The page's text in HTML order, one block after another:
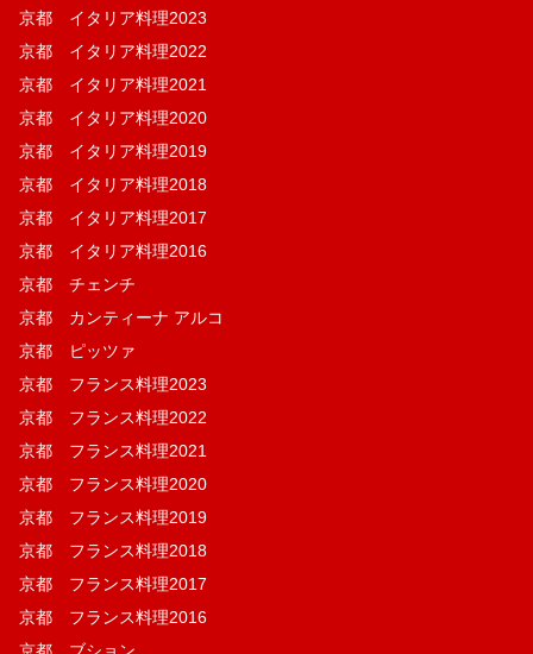
京都 イタリア料理2023
京都 イタリア料理2022
京都 イタリア料理2021
京都 イタリア料理2020
京都 イタリア料理2019
京都 イタリア料理2018
京都 イタリア料理2017
京都 イタリア料理2016
京都 チェンチ
京都 カンティーナ アルコ
京都 ピッツァ
京都 フランス料理2023
京都 フランス料理2022
京都 フランス料理2021
京都 フランス料理2020
京都 フランス料理2019
京都 フランス料理2018
京都 フランス料理2017
京都 フランス料理2016